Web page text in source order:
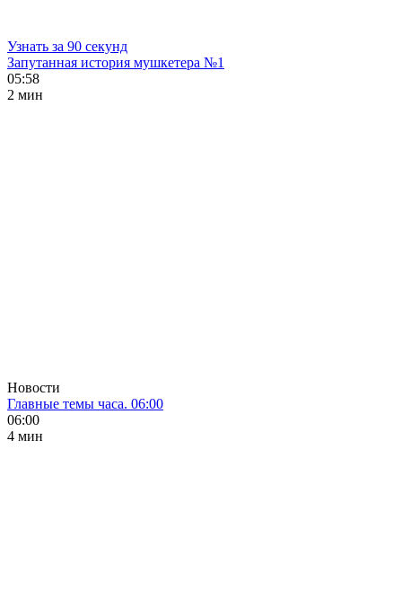
Узнать за 90 секунд
Запутанная история мушкетера №1
05:58
2 мин
Новости
Главные темы часа. 06:00
06:00
4 мин